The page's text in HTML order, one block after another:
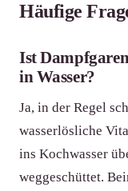
Häufige
Ist
in Wasser?
Ja, in der Regel
wasserlösliche
ins Kochwasser
weggeschüttet.